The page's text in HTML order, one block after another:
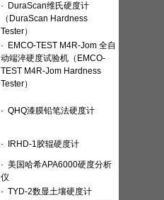
· DuraScan维氏硬度计
（DuraScan Hardness
Tester）
· EMCO-TEST M4R-Jom 全自
动端淬硬度试验机（EMCO-
TEST M4R-Jom Hardness
Tester）
· QHQ漆膜铅笔法硬度计
· IRHD-1胶辊硬度计
· 美国哈希APA6000硬度分析
仪
· TYD-2数显土壤硬度计